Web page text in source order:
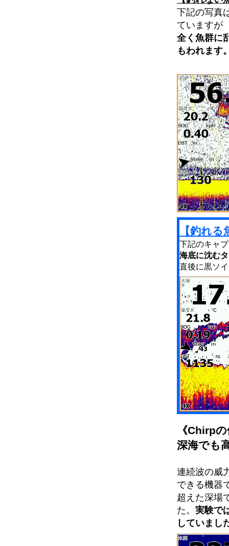
下記の写真
ていますが
全く魚群に
もわれます
【釣れ
下記のキャ
海底に沈む
直後に黒ソ
《Chirp
深海でも
連続波の威
できる機器
超えた深場
た。 実験で
していまし